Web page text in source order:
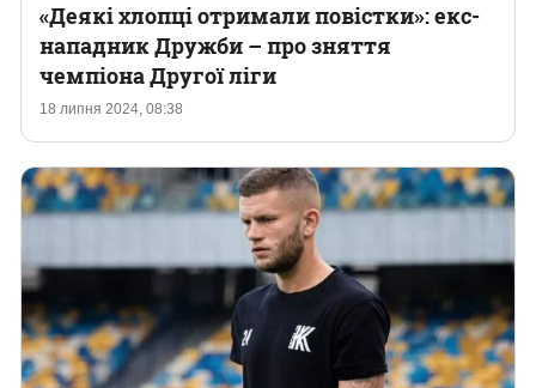
Букмекери
18 липня 2024, 08:38
«Деякі хлопці отримали повістки»: екс-
нападник Дружби – про зняття
чемпіона Другої ліги